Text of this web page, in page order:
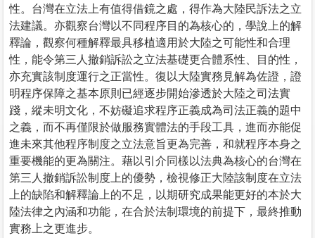
性。台灣在立法上有值得借鏡之處，得作為大陸民訴法之立
法建議。亦觀察台灣以不同程序目的為核心的，學說上的解
釋論，觀察何種解釋最具移植適用於大陸之可能性和合理
性，能令第三人撤銷訴訟之立法基礎更合體系性、目的性，
亦充實該制度運行之正當性。復以大陸實務見解為佐證，證
明程序保障之基本原則已經逐步開始滲透於大陸之司法實
踐，縱未明文化，不妨礙追求程序正義成為司法正義的題中
之義，而不再僅限於做服務實體法的手段工具，進而亦能促
進未來其他程序制度之立法意旨更為完善，和就程序本身之
重要機能的更為關注。藉以引介同樣以法典為核心的台灣在
第三人撤銷訴訟制度上的優勢，檢視修正大陸該制度在立法
上的缺陷和解釋論上的不足，以期研究成果能更好的本於大
陸法律之內涵和功能，在合於法制環境的前提下，最終推動
實務上之更進步。